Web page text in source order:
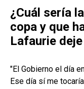
¿Cuál sería
copa y que
Lafaurie
"El Gobierno el día
Ese día sí me